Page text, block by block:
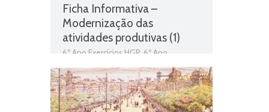
Ficha Informativa –
Modernização das
atividades produtivas (1)
6º Ano Exercícios HGP 6º Ano
Portugal,Ficha Informativa 6º Ano HGP,
História e Geografia de Portugal,
Portugal na segunda metade do
século XIX